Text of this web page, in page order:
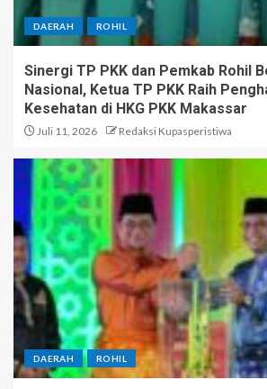
DAERAH ROHIL
Sinergi TP PKK dan Pemkab Rohil
Nasional, Ketua TP PKK Raih
Kesehatan di HKG PKK Makassar
Juli 11, 2026 Redaksi Kupasperistiwa
DAERAH ROHIL